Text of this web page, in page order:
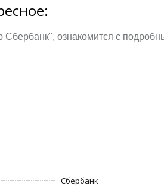
ознакомится с
Сбербанк